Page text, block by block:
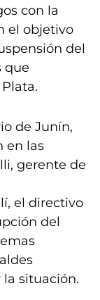
con la
el objetivo
del
que
de Junín,
en las
gerente de
el directivo
del
situación.